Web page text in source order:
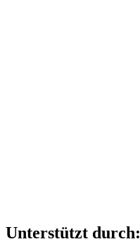
Unterstützt durch: